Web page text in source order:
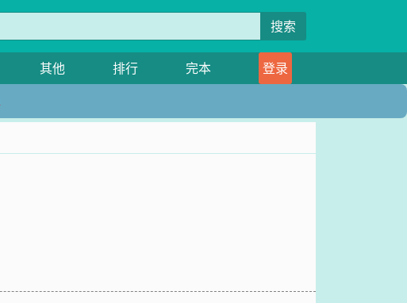
搜索
其他 排行 完本
登录